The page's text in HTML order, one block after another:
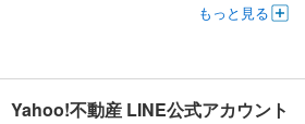
もっと見る
Yahoo!不動産 LINE公式アカウント